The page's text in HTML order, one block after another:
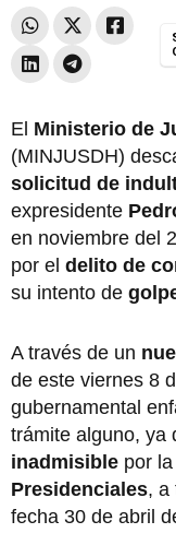
El Ministerio de
(MINJUSDH)
solicitud de
expresidente
en noviembre del
por el delito de
su intento de
A través de un
de este viernes 8
gubernamental
trámite alguno, ya
inadmisible por la
Presidenciales, a
fecha 30 de abril